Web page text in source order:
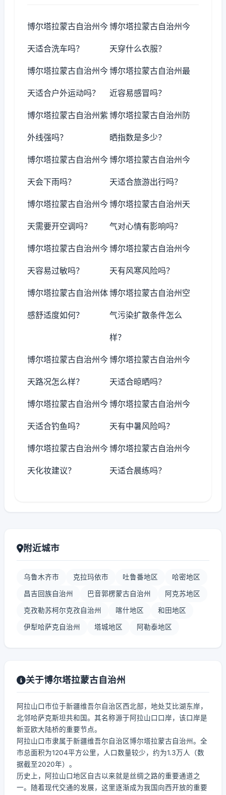
博尔塔拉蒙古自治州今
天适合洗车吗？
博尔塔拉蒙古自治州今
天穿什么衣服？
博尔塔拉蒙古自治州今
天适合户外运动吗？
博尔塔拉蒙古自治州最
近容易感冒吗？
博尔塔拉蒙古自治州紫
外线强吗？
博尔塔拉蒙古自治州防
晒指数是多少？
博尔塔拉蒙古自治州今
天会下雨吗？
博尔塔拉蒙古自治州今
天适合旅游出行吗？
博尔塔拉蒙古自治州今
天需要开空调吗？
博尔塔拉蒙古自治州天
气对心情有影响吗？
博尔塔拉蒙古自治州今
天容易过敏吗？
博尔塔拉蒙古自治州今
天有风寒风险吗？
博尔塔拉蒙古自治州体
感舒适度如何？
博尔塔拉蒙古自治州空
气污染扩散条件怎么
样？
博尔塔拉蒙古自治州今
天路况怎么样？
博尔塔拉蒙古自治州今
天适合晾晒吗？
博尔塔拉蒙古自治州今
天适合钓鱼吗？
博尔塔拉蒙古自治州今
天有中暑风险吗？
博尔塔拉蒙古自治州今
天化妆建议？
博尔塔拉蒙古自治州今
天适合晨练吗？
附近城市
乌鲁木齐市 克拉玛依市 吐鲁番地区 哈密地区
昌吉回族自治州 巴音郭楞蒙古自治州 阿克苏地区
克孜勒苏柯尔克孜自治州 喀什地区 和田地区
伊犁哈萨克自治州 塔城地区 阿勒泰地区
关于博尔塔拉蒙古自治州
阿拉山口市位于新疆维吾尔自治区西北部，地处艾比湖东岸，
北邻哈萨克斯坦共和国。其名称源于阿拉山口口岸，该口岸是
新亚欧大陆桥的重要节点。
阿拉山口市隶属于新疆维吾尔自治区博尔塔拉蒙古自治州。全
市总面积为1204平方公里，人口数量较少，约为1.3万人（数
据截至2020年）。
历史上，阿拉山口地区自古以来就是丝绸之路的重要通道之
一。随着现代交通的发展，这里逐渐成为我国向西开放的重要